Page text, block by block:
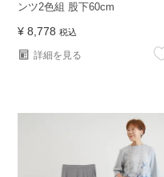
ンツ2色組 股下60cm
¥ 8,778 税込
詳細を見る